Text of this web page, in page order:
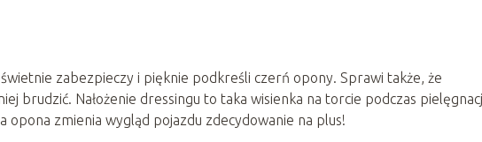
zabezpieczy i pięknie podkreśli czerń opony. Sprawi także, że
brudzić. Nałożenie dressingu to taka wisienka na torcie podczas
opona zmienia wygląd pojazdu zdecydowanie na plus!